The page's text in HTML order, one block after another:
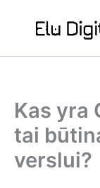
Kas yra
tai
verslui?